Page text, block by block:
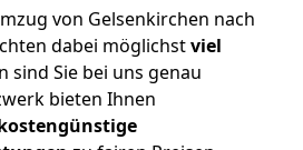
von Gelsenkirchen nach
dabei möglichstviel
sind Sie bei uns genau
bieten Ihnen